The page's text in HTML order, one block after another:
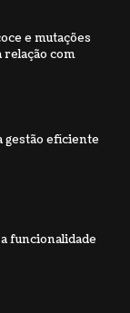
e mutações
relação com
gestão eficiente
funcionalidade